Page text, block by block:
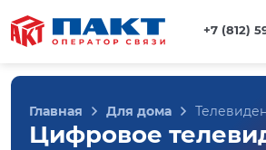
+7 (812)
Главная Для дома
Цифровое